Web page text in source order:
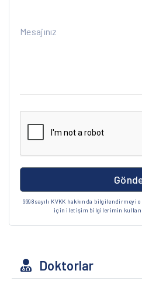
Mesajınız
6698 sayılı KVKK hakkında
için iletişim bilgilerimin
Doktorlar